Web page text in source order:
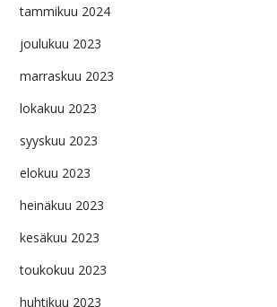
tammikuu 2024
joulukuu 2023
marraskuu 2023
lokakuu 2023
syyskuu 2023
elokuu 2023
heinäkuu 2023
kesäkuu 2023
toukokuu 2023
huhtikuu 2023